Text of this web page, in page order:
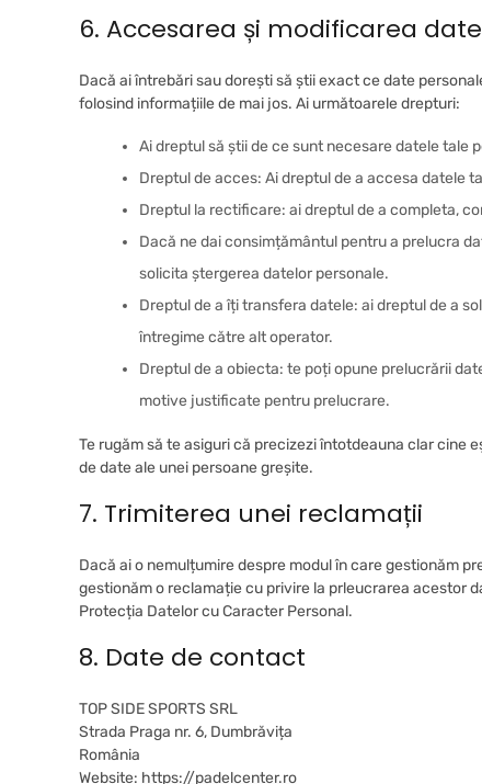
6. Accesarea și modificarea
Dacă ai întrebări sau dorești să știi exact ce date
folosind informațiile de mai jos. Ai următoarele drepturi:
Ai dreptul să știi de ce sunt necesare datele tale
Dreptul de acces: Ai dreptul de a accesa datele
Dreptul la rectificare: ai dreptul de a completa,
Dacă ne dai consimțământul pentru a prelucra
solicita ștergerea datelor personale.
Dreptul de a îți transfera datele: ai dreptul de a
întregime către alt operator.
Dreptul de a obiecta: te poți opune prelucrării
motive justificate pentru prelucrare.
Te rugăm să te asiguri că precizezi întotdeauna clar cine
de date ale unei persoane greșite.
7. Trimiterea unei reclamații
Dacă ai o nemulțumire despre modul în care gestionăm
gestionăm o reclamație cu privire la prleucrarea acestor
Protecția Datelor cu Caracter Personal.
8. Date de contact
TOP SIDE SPORTS SRL
Strada Praga nr. 6, Dumbrăvița
România
Website: https://padelcenter.ro